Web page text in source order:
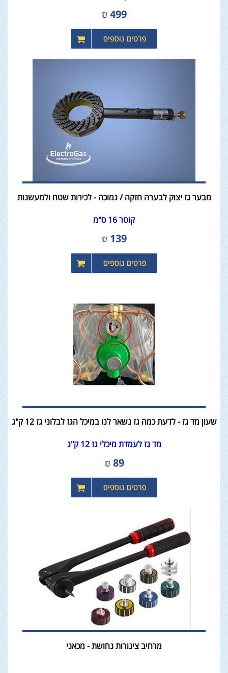
499
₪
מבער גז יצוק לבערה חזקה / נמוכה - לכירות שטח ולמעשנות
קוטר 16 ס"מ
139
₪
שעון מד גז - לדעת כמה גז נשאר לנו במיכל הגז לבלוני גז 12 ק"ג
מד גז לעמדת מיכלי גז 12 ק"ג
89
₪
מרחיב צינורות נחושת - מכאני